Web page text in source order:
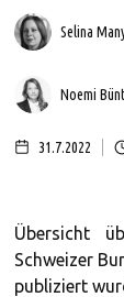
Selina
Noemi
31.7.2022
Übersicht
Schweizer
publiziert